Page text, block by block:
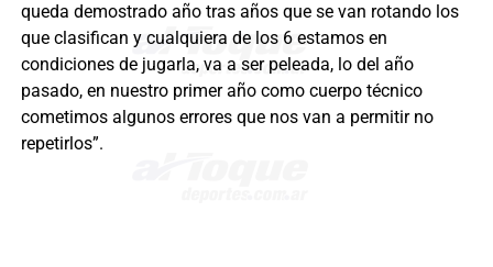
queda demostrado año tras años que se van rotando los
que clasifican y cualquiera de los 6 estamos en
condiciones de jugarla, va a ser peleada, lo del año
pasado, en nuestro primer año como cuerpo técnico
cometimos algunos errores que nos van a permitir no
repetirlos”.